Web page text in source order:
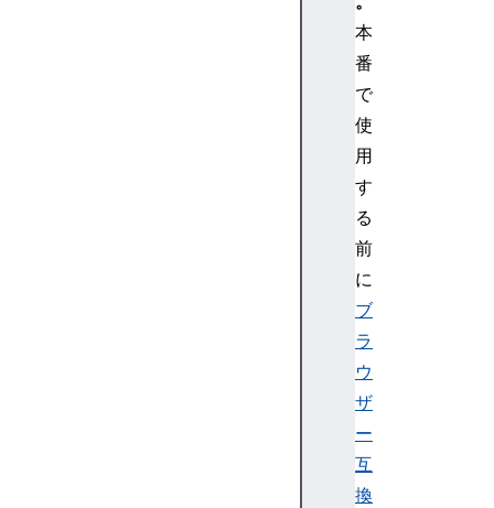
本
番
で
使
用
す
る
前
に
ブ
ラ
ウ
ザ
ー
互
換